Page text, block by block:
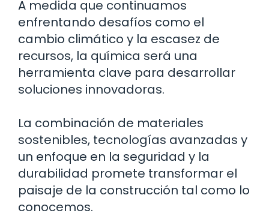
A medida que continuamos
enfrentando desafíos como el
cambio climático y la escasez de
recursos, la química será una
herramienta clave para desarrollar
soluciones innovadoras.
La combinación de materiales
sostenibles, tecnologías avanzadas y
un enfoque en la seguridad y la
durabilidad promete transformar el
paisaje de la construcción tal como lo
conocemos.